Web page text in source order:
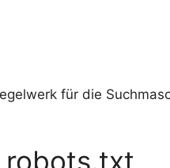
für die
robots.txt